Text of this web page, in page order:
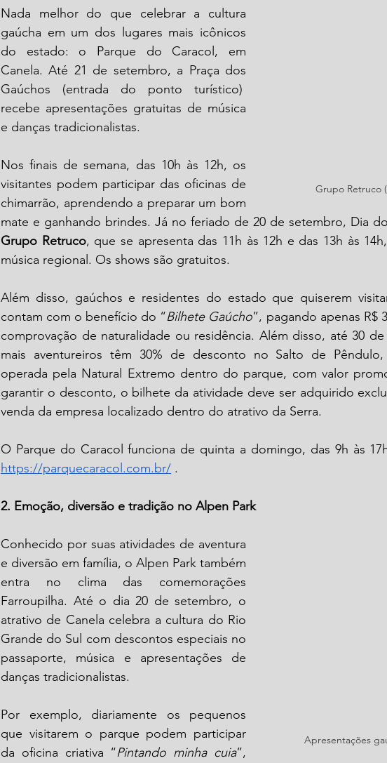
Grupo Retruco
Nada melhor do que celebrar a cultura
gaúcha em um dos lugares mais icônicos
do estado: o Parque do Caracol, em
Canela. Até 21 de setembro, a Praça dos
Gaúchos (entrada do ponto turístico)
recebe apresentações gratuitas de música
e danças tradicionalistas.
Nos finais de semana, das 10h às 12h, os
visitantes podem participar das oficinas de
chimarrão, aprendendo a preparar um bom
Grupo Retruco, que se apresenta das 11h às 12h e das 13h às
música regional. Os shows são gratuitos.
Além disso, gaúchos e residentes do estado que quiserem
contam com o benefício do “Bilhete Gaúcho”, pagando apenas R$
comprovação de naturalidade ou residência. Além disso, até 30
mais aventureiros têm 30% de desconto no Salto de
operada pela Natural Extremo dentro do parque, com valor
garantir o desconto, o bilhete da atividade deve ser adquirido
venda da empresa localizado dentro do atrativo da Serra.
https://parquecaracol.com.br/ .
2. Emoção, diversão e tradição no Alpen Park
Apresentações
Conhecido por suas atividades de aventura
e diversão em família, o Alpen Park também
entra no clima das comemorações
Farroupilha. Até o dia 20 de setembro, o
atrativo de Canela celebra a cultura do Rio
Grande do Sul com descontos especiais no
passaporte, música e apresentações de
danças tradicionalistas.
Por exemplo, diariamente os pequenos
que visitarem o parque podem participar
da oficina criativa “Pintando minha cuia”,